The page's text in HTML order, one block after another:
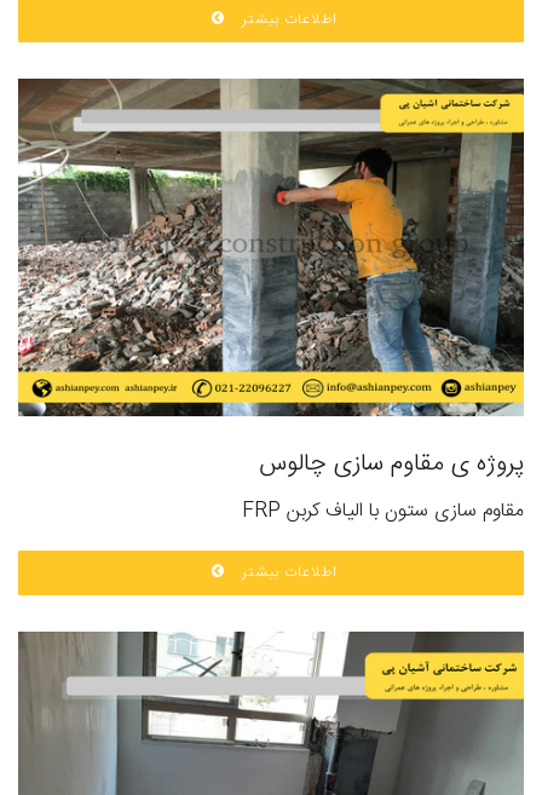
اطلاعات بیشتر
پروژه ی مقاوم سازی چالوس
مقاوم سازی ستون با الیاف کربن FRP
اطلاعات بیشتر